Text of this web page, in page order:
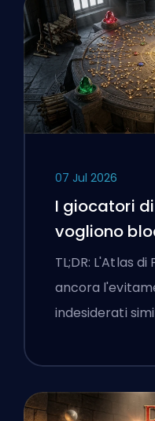
07 Jul 2026
I giocatori
vogliono
cattivi e
a ostacolarli
TL;DR: L'Atlas
ancora
indesiderati